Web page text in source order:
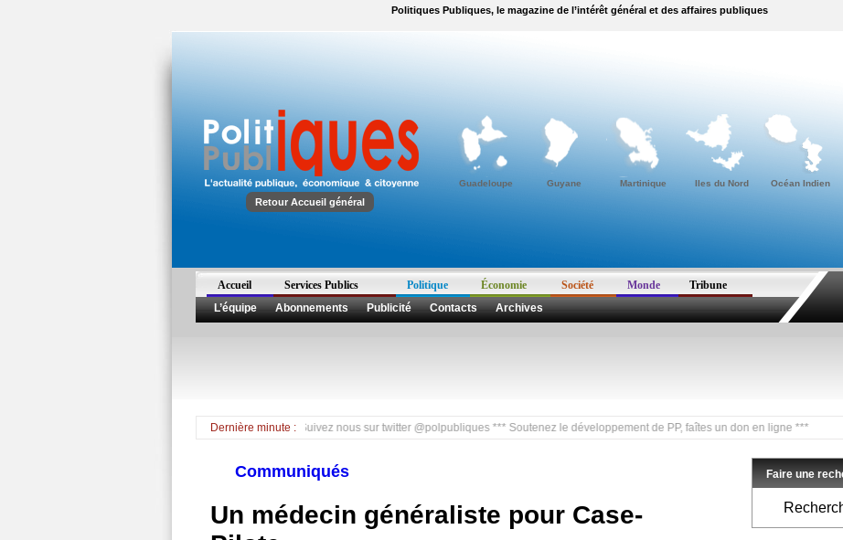
Politiques Publiques, le magazine de l’intérêt général et des affaires publiques
Retour Accueil général
Guadeloupe Guyane Martinique Iles du Nord Océan Indien
Accueil Services Publics Politique Économie Société Monde
Tribune
L’équipe
Abonnements Publicité Contacts Archives
Dernière minute :
*** Affaire Bettancourt : Non-Lieu pour Sarkozy *** Suivez nous sur twitter @polpubliques *** Soutenez le développement de PP, faîtes un don en ligne ***
Communiqués
Un médecin généraliste pour Case-
Faire une